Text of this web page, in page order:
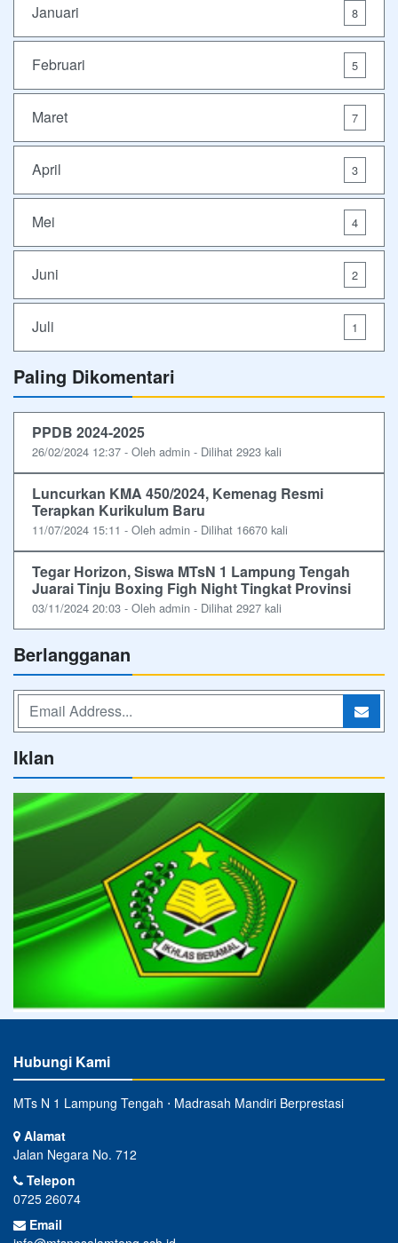
Januari 8
Februari 5
Maret 7
April 3
Mei 4
Juni 2
Juli 1
Paling Dikomentari
PPDB 2024-2025
26/02/2024 12:37 - Oleh admin - Dilihat 2923 kali
Luncurkan KMA 450/2024, Kemenag Resmi
Terapkan Kurikulum Baru
11/07/2024 15:11 - Oleh admin - Dilihat 16670 kali
Tegar Horizon, Siswa MTsN 1 Lampung Tengah
Juarai Tinju Boxing Figh Night Tingkat Provinsi
03/11/2024 20:03 - Oleh admin - Dilihat 2927 kali
Berlangganan
Iklan
Hubungi Kami
MTs N 1 Lampung Tengah ⋅ Madrasah Mandiri Berprestasi
Alamat
Jalan Negara No. 712
Telepon
0725 26074
Email